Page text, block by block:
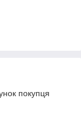
покупця